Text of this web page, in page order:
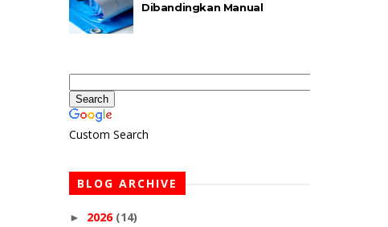
Dibandingkan Manual
Custom Search
BLOG ARCHIVE
► 2026 (14)